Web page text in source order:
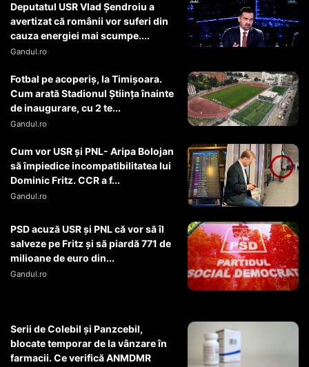
Deputatul USR Vlad Șendroiu a
avertizat că românii vor suferi din
cauza energiei mai scumpe....
Gandul.ro
Fotbal pe acoperiș, la Timișoara.
Cum arată Stadionul Știința înainte
de inaugurare, cu 2 te...
Gandul.ro
Cum vor USR şi PNL- Aripa Bolojan
să împiedice incompatibilitatea lui
Dominic Fritz. CCR a f...
Gandul.ro
PSD acuză USR și PNL că vor să îl
salveze pe Fritz și să piardă 771 de
milioane de euro din...
Gandul.ro
Serii de Colebil și Panzcebil,
blocate temporar de la vânzare în
farmacii. Ce verifică ANMDMR